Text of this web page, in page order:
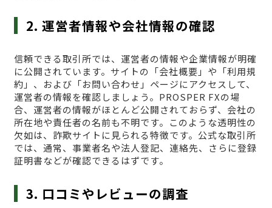
2. 運営者情報や会社情報の確認
信頼できる取引所では、運営者の情報や企業情報が明確
に公開されています。サイトの「会社概要」や「利用規
約」、および「お問い合わせ」ページにアクセスして、
運営者の情報を確認しましょう。PROSPER FXの場
合、運営者の情報がほとんど公開されておらず、会社の
所在地や責任者の名前も不明です。このような透明性の
欠如は、詐欺サイトに見られる特徴です。公式な取引所
では、通常、事業者名や法人登記、連絡先、さらに登録
証明書などが確認できるはずです。
3. 口コミやレビューの調査